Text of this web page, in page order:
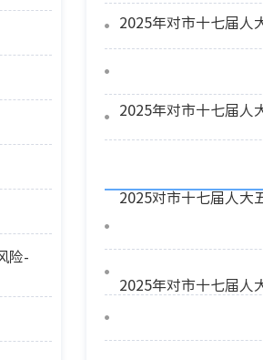
险-
2025年对市十七届人
2025对市十七届人大
2025年对市十七届